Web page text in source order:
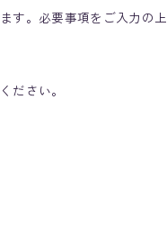
す。必要事項をご入力の
ださい。